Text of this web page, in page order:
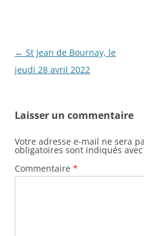
Navigation
des
← St Jean de Bournay, le
jeudi 28 avril 2022
Laisser un commentaire
Votre adresse e-mail ne sera
obligatoires sont indiqués avec
Commentaire *